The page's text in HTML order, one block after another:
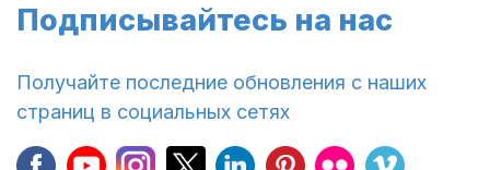
Подписывайтесь на нас
Получайте последние обновления с наших
страниц в социальных сетях